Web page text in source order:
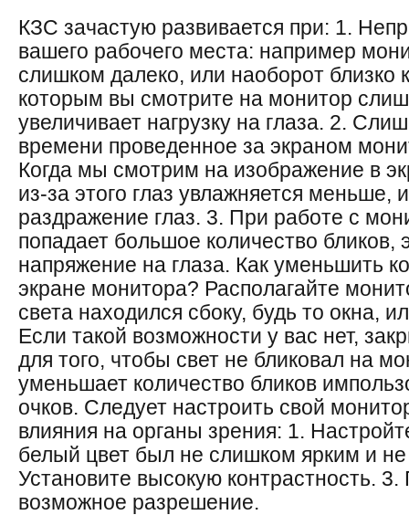
КЗС зачастую развивается при: 1.
вашего рабочего места: например
слишком далеко, или наоборот близко
которым вы смотрите на монитор
увеличивает нагрузку на глаза. 2.
времени проведенное за экраном
Когда мы смотрим на изображение в
из-за этого глаз увлажняется
раздражение глаз. 3. При работе с
попадает большое количество бликов,
напряжение на глаза. Как уменьшить
экране монитора? Располагайте
света находился сбоку, будь то окна,
Если такой возможности у вас нет,
для того, чтобы свет не бликовал на
уменьшает количество бликов
очков. Следует настроить свой
влияния на органы зрения: 1.
белый цвет был не слишком ярким и
Установите высокую контрастность.
возможное разрешение.